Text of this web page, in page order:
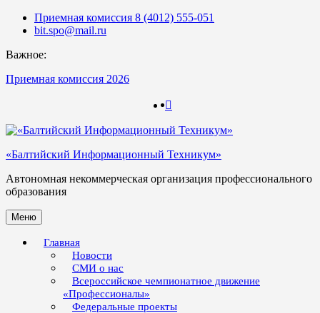
Skip
Приемная комиссия 8 (4012) 555-051
bit.spo@mail.ru
Важное:
Приемная комиссия 2026
«Балтийский Информационный Техникум»
Автономная некоммерческая организация профессионального
образования
Меню
Главная
Новости
СМИ о нас
Всероссийское чемпионатное движение
«Профессионалы»
Федеральные проекты